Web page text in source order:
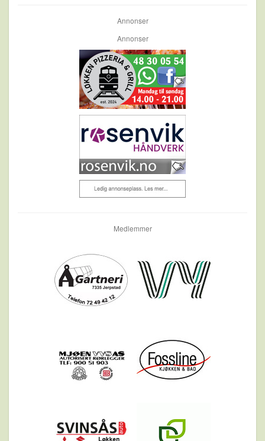
Annonser
Annonser
Medlemmer